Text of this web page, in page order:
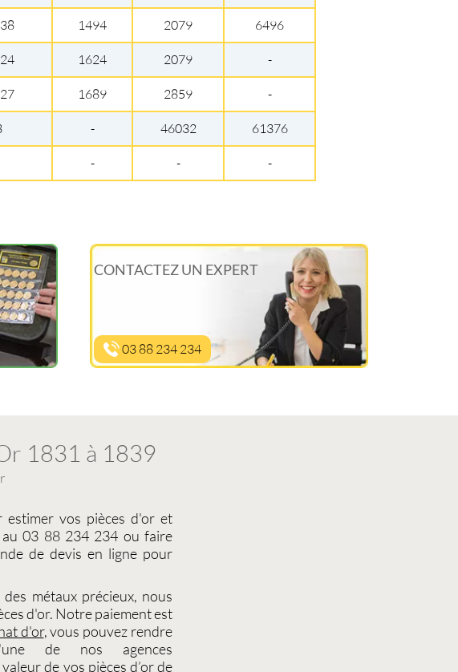
1494 2079 6496
1624 2079 -
1689 2859 -
- 46032 61376
- -
-
CONTACTEZ UN EXPERT
03 88 234 234
1831 à 1839
estimer vos pièces d'or et
03 88 234 234 ou faire
de devis en ligne pour
des métaux précieux, nous
d'or. Notre paiement est
d'or, vous pouvez rendre
de nos agences
valeur de vos pièces d’or de